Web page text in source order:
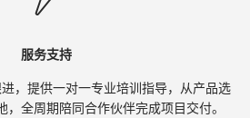
服务支持
，提供一对一专业培训指导，从产品选
，全周期陪同合作伙伴完成项目交付。